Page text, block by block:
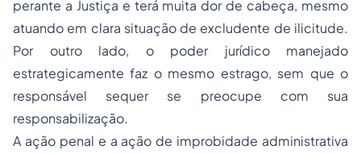
perante a Justiça e terá muita dor de cabeça, mesmo
atuando em clara situação de excludente de ilicitude.
Por outro lado, o poder jurídico manejado
estrategicamente faz o mesmo estrago, sem que o
responsável sequer se preocupe com sua
responsabilização.
A ação penal e a ação de improbidade administrativa